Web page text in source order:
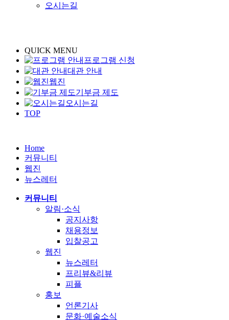
오시는길
QUICK MENU
프로그램 신청
대관 안내
웹진
기부금 제도
오시는길
TOP
Home
커뮤니티
웹진
뉴스레터
커뮤니티
알림·소식
공지사항
채용정보
입찰공고
웹진
뉴스레터
프리뷰&리뷰
피플
홍보
언론기사
문화·예술소식